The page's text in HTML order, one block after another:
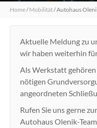
Home/Mobilität/Autohaus
Aktuelle Meldung zu
wir haben weiterhin
Als Werkstatt
nötigen
angeordneten
Rufen Sie uns gerne
Autohaus Olenik-Team